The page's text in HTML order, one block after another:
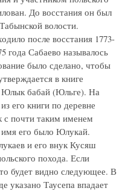
До восстания он был
волости.
после восстания 1773-
года Сабаево называлось
было сделано, чтобы
в книге
Юлык бабай (Юльге). На
его книги по деревне
с почти таким именем
имя его было Юлукай.
и его внук Кусяш
похода. Если
будет видно следующее. В
указано Таусепа впадает